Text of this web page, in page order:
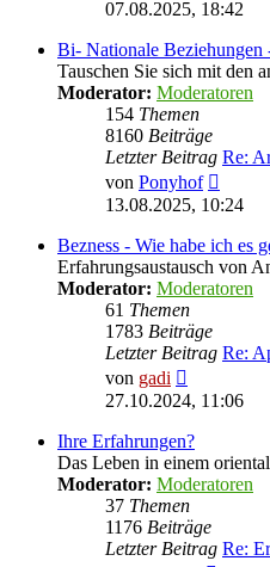
07.08.2025, 18:42
Bi- Nationale Beziehungen
Tauschen Sie sich mit den
Moderator: Moderatoren
154 Themen
8160 Beiträge
Letzter Beitrag Re:
von Ponyhof
Beitrag
13.08.2025, 10:24
Bezness - Wie habe ich es
Erfahrungsaustausch von
Moderator: Moderatoren
61 Themen
1783 Beiträge
Letzter Beitrag Re:
von gadi
Beitrag
27.10.2024, 11:06
Ihre Erfahrungen?
Das Leben in einem
Moderator: Moderatoren
37 Themen
1176 Beiträge
Letzter Beitrag Re: